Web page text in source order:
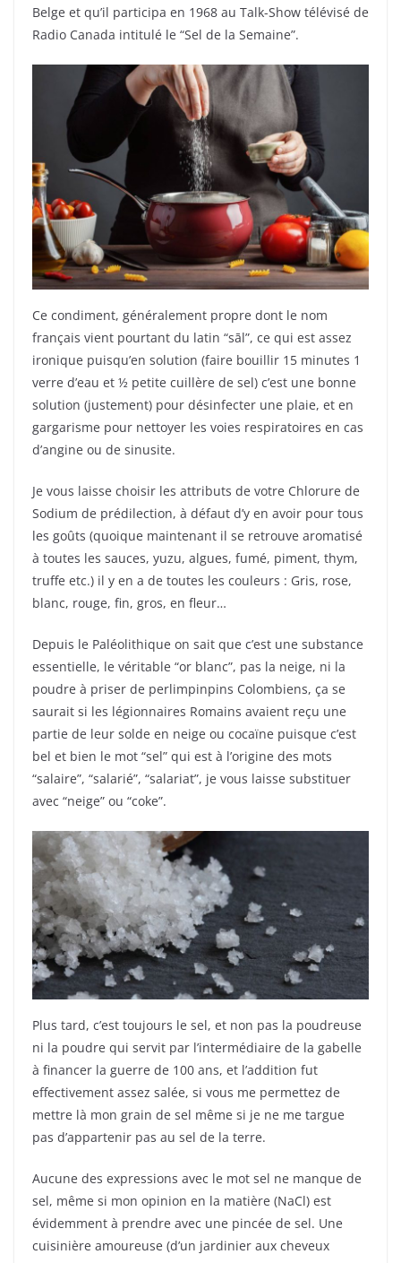
Belge et qu’il participa en 1968 au Talk-Show télévisé de
Radio Canada intitulé le “Sel de la Semaine”.
Ce condiment, généralement propre dont le nom
français vient pourtant du latin “sāl”, ce qui est assez
ironique puisqu’en solution (faire bouillir 15 minutes 1
verre d’eau et ½ petite cuillère de sel) c’est une bonne
solution (justement) pour désinfecter une plaie, et en
gargarisme pour nettoyer les voies respiratoires en cas
d’angine ou de sinusite.
Je vous laisse choisir les attributs de votre Chlorure de
Sodium de prédilection, à défaut d’y en avoir pour tous
les goûts (quoique maintenant il se retrouve aromatisé
à toutes les sauces, yuzu, algues, fumé, piment, thym,
truffe etc.) il y en a de toutes les couleurs : Gris, rose,
blanc, rouge, fin, gros, en fleur…
Depuis le Paléolithique on sait que c’est une substance
essentielle, le véritable “or blanc”, pas la neige, ni la
poudre à priser de perlimpinpins Colombiens, ça se
saurait si les légionnaires Romains avaient reçu une
partie de leur solde en neige ou cocaïne puisque c’est
bel et bien le mot “sel” qui est à l’origine des mots
“salaire”, “salarié”, “salariat”, je vous laisse substituer
avec “neige” ou “coke”.
Plus tard, c’est toujours le sel, et non pas la poudreuse
ni la poudre qui servit par l’intermédiaire de la gabelle
à financer la guerre de 100 ans, et l’addition fut
effectivement assez salée, si vous me permettez de
mettre là mon grain de sel même si je ne me targue
pas d’appartenir pas au sel de la terre.
Aucune des expressions avec le mot sel ne manque de
sel, même si mon opinion en la matière (NaCl) est
évidemment à prendre avec une pincée de sel. Une
cuisinière amoureuse (d’un jardinier aux cheveux